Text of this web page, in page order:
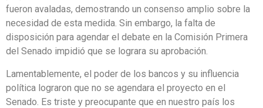
fueron avaladas, demostrando un consenso amplio sobre la
necesidad de esta medida. Sin embargo, la falta de
disposición para agendar el debate en la Comisión Primera
del Senado impidió que se lograra su aprobación.
Lamentablemente, el poder de los bancos y su influencia
política lograron que no se agendara el proyecto en el
Senado. Es triste y preocupante que en nuestro país los